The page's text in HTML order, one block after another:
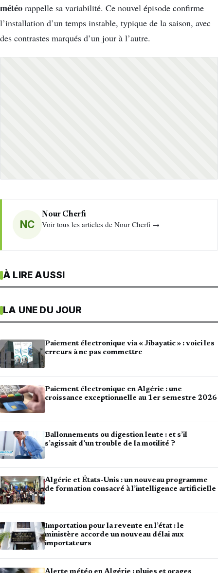
météo rappelle sa variabilité. Ce nouvel épisode confirme
l’installation d’un temps instable, typique de la saison, avec
des contrastes marqués d’un jour à l’autre.
NC
Nour Cherfi
Voir tous les articles de Nour Cherfi →
À LIRE AUSSI
LA UNE DU JOUR
Paiement électronique via « Jibayatic » : voici les
erreurs à ne pas commettre
Paiement électronique en Algérie : une
croissance exceptionnelle au 1er semestre 2026
Ballonnements ou digestion lente : et s’il
s’agissait d’un trouble de la motilité ?
Algérie et États-Unis : un nouveau programme
de formation consacré à l’intelligence artificielle
Importation pour la revente en l’état : le
ministère accorde un nouveau délai aux
importateurs